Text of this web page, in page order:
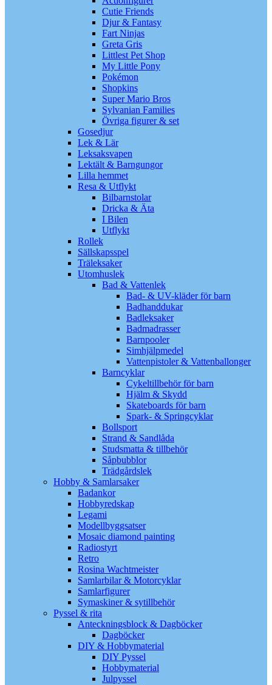
Cutie Friends
Djur & Fantasy
Fart Ninjas
Greta Gris
Littlest Pet Shop
My Little Pony
Pokémon
Shopkins
Super Mario Bros
Sylvanian Families
Övriga figurer & set
Gosedjur
Lek & Lär
Leksaksvapen
Lektält & Barngungor
Lilla hemmet
Resa & Utflykt
Bilbarnstolar
Dricka & Äta
I Bilen
Utflykt
Rollek
Sällskapsspel
Träleksaker
Utomhuslek
Bad & Vattenlek
Bad- & UV-kläder för barn
Badhanddukar
Badleksaker
Badmadrasser
Barnpooler
Simhjälpmedel
Vattenpistoler & Vattenballonger
Barncyklar
Cykeltillbehör för barn
Hjälm & Skydd
Skateboards för barn
Spark- & Springcyklar
Bollsport
Strand & Sandlåda
Studsmatta & tillbehör
Såpbubblor
Trädgårdslek
Hobby & Samlarsaker
Badankor
Hobbyredskap
Legami
Modellbyggsatser
Mosaic diamond painting
Radiostyrt
Retro
Rosina Wachtmeister
Samlarbilar & Motorcyklar
Samlarfigurer
Symaskiner & sytillbehör
Pyssel & rita
Anteckningsblock & Dagböcker
Dagböcker
DIY & Hobbymaterial
DIY Pyssel
Hobbymaterial
Julpyssel